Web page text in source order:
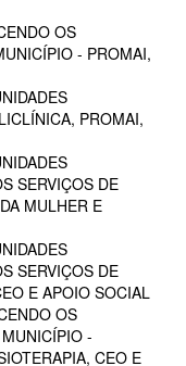
OS
- PROMAI,
PROMAI,
SERVIÇOS DE
MULHER E
SERVIÇOS DE
E APOIO SOCIAL
OS
-
CEO E